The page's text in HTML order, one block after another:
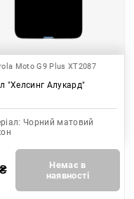
Moto G9 Plus XT2087
"Хелсинг Алукард"
Чорний матовий
₴
Немає в
наявності